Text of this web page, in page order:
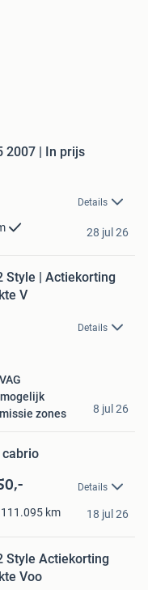
2007 | In prijs
Details
28 jul 26
Style | Actiekorting
V
Details
zones
8 jul 26
Details
111.095 km 18 jul 26
Style Actiekorting
Voo